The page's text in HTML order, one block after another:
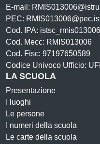
E-mail:
PEC:
Cod. IPA: istsc_rmis013006
Cod. Mecc: RMIS013006
Cod. Fisc: 97197650589
Codice Univoco Ufficio:
LA SCUOLA
Presentazione
I luoghi
Le persone
I numeri della scuola
Le carte della scuola